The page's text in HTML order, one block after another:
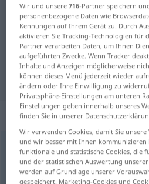
Deutsch-
Übersetzung für
"helfen"
Übersetzung
„helfen“
helfen <dat>
Übersicht aller
Wir und unsere716-Partner speichern
personenbezogene Daten wie
Kennungen auf Ihrem Gerät zu. Durch
aktivieren Sie Tracking-Technologien für
Partner verarbeiten Daten, um Ihnen
aufgeführten Zwecke. Wenn Tracker
Inhalte und Anzeigen möglicherweise
können dieses Menü jederzeit wieder
ändern oder Ihre Einwilligung zu
Privatsphäre-Einstellungen am unteren
Einstellungen gelten innerhalb unseres
finden Sie in unserer
Wir verwenden Cookies, damit Sie
und wir besser mit Ihnen kommunizieren
funktionale und statistische Cookies, die
und der statistischen Auswertung
werden auf Grundlage unserer
gespeichert. Marketing-Cookies und